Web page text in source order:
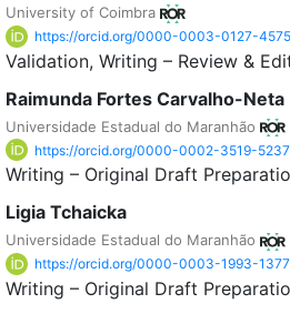
University of Coimbra
https://orcid.org/0000-0003-0127-4575
Validation Writing – Review &
Raimunda Fortes Carvalho-Neta
Universidade Estadual do Maranhão
https://orcid.org/0000-0002-3519-5237
Writing – Original Draft
Ligia Tchaicka
Universidade Estadual do Maranhão
https://orcid.org/0000-0003-1993-1377
Writing – Original Draft